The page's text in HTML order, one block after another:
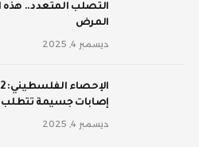
‫التصلب المتعدد.. هذه
المرض
ديسمبر 4, 2025
إصابات جسيمة تتطلب
ديسمبر 4, 2025